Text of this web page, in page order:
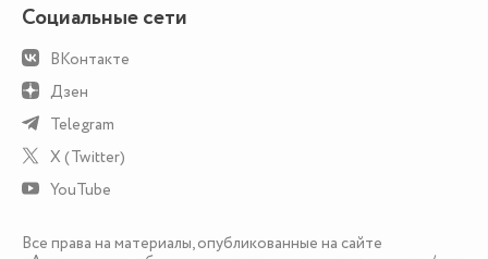
Социальные сети
ВКонтакте
Дзен
Telegram
X (Twitter)
YouTube
Все права на материалы, опубликованные на сайте